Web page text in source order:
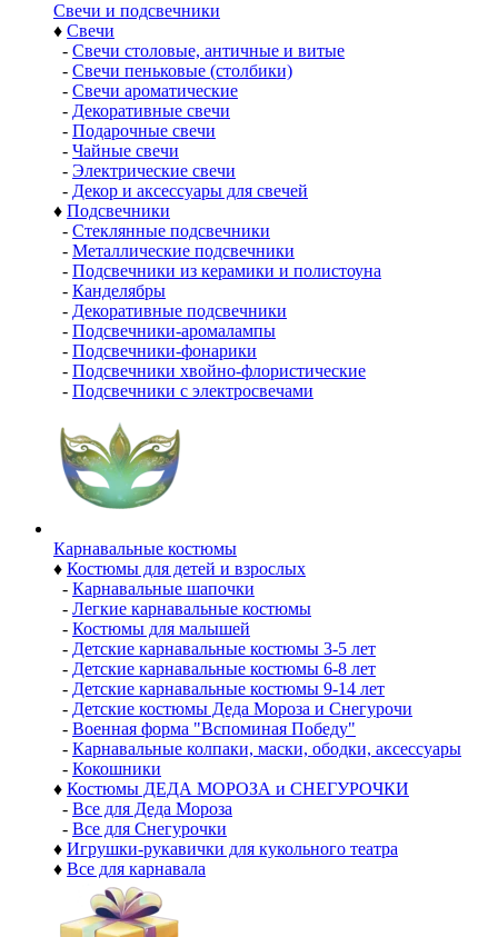
Свечи и подсвечники
♦ Свечи
- Свечи столовые, античные и витые
- Свечи пеньковые (столбики)
- Свечи ароматические
- Декоративные свечи
- Подарочные свечи
- Чайные свечи
- Электрические свечи
- Декор и аксессуары для свечей
♦ Подсвечники
- Стеклянные подсвечники
- Металлические подсвечники
- Подсвечники из керамики и полистоуна
- Канделябры
- Декоративные подсвечники
- Подсвечники-аромалампы
- Подсвечники-фонарики
- Подсвечники хвойно-флористические
- Подсвечники с электросвечами
Карнавальные костюмы
♦ Костюмы для детей и взрослых
- Карнавальные шапочки
- Легкие карнавальные костюмы
- Костюмы для малышей
- Детские карнавальные костюмы 3-5 лет
- Детские карнавальные костюмы 6-8 лет
- Детские карнавальные костюмы 9-14 лет
- Детские костюмы Деда Мороза и Снегурочи
- Военная форма "Вспоминая Победу"
- Карнавальные колпаки, маски, ободки, аксессуары
- Кокошники
♦ Костюмы ДЕДА МОРОЗА и СНЕГУРОЧКИ
- Все для Деда Мороза
- Все для Снегурочки
♦ Игрушки-рукавички для кукольного театра
♦ Все для карнавала